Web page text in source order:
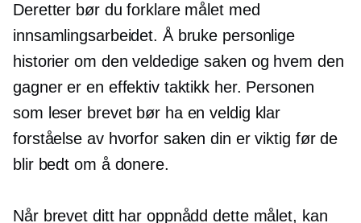
Deretter bør du forklare målet med
innsamlingsarbeidet. Å bruke personlige
historier om den veldedige saken og hvem den
gagner er en effektiv taktikk her. Personen
som leser brevet bør ha en veldig klar
forståelse av hvorfor saken din er viktig før de
blir bedt om å donere.
Når brevet ditt har oppnådd dette målet, kan